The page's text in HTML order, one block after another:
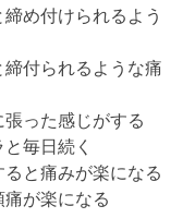
締め付けられるよう
締付られるような痛
張った感じがする
毎日続く
ると痛みが楽になる
痛が楽になる